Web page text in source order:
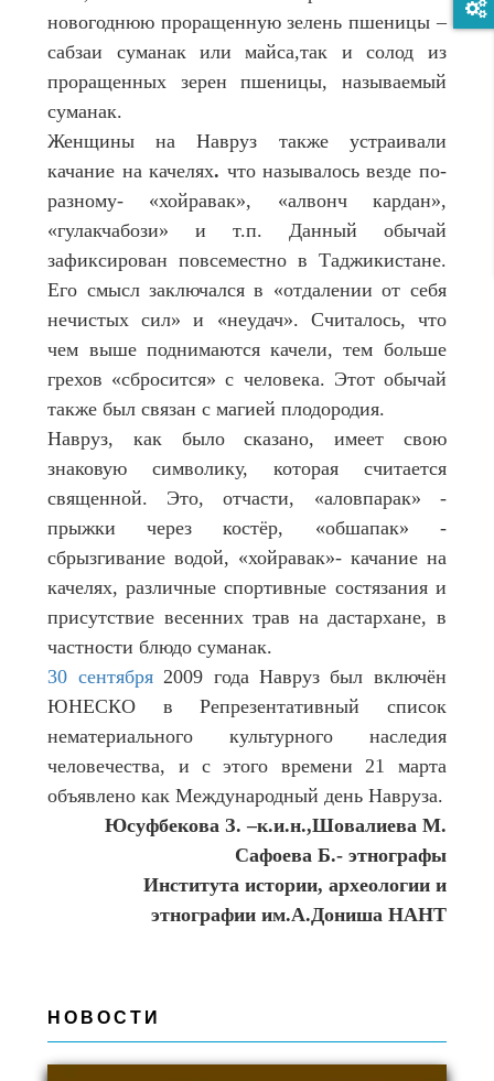
новогоднюю проращенную зелень пшеницы –
сабзаи суманак или майса,так и солод из
проращенных зерен пшеницы, называемый
суманак.
Женщины на Навруз также устраивали
качание на качелях. что называлось везде по-
разному- «хойравак», «алвонч кардан»,
«гулакчабози» и т.п. Данный обычай
зафиксирован повсеместно в Таджикистане.
Его смысл заключался в «отдалении от себя
нечистых сил» и «неудач». Считалось, что
чем выше поднимаются качели, тем больше
грехов «сбросится» с человека. Этот обычай
также был связан с магией плодородия.
Навруз, как было сказано, имеет свою
знаковую символику, которая считается
священной. Это, отчасти, «аловпарак» -
прыжки через костёр, «обшапак» -
сбрызгивание водой, «хойравак»- качание на
качелях, различные спортивные состязания и
присутствие весенних трав на дастархане, в
частности блюдо суманак.
30 сентября2009 года Навруз был включён
ЮНЕСКО в Репрезентативный список
нематериального культурного наследия
человечества, и с этого времени 21 марта
объявлено как Международный день Навруза.
Юсуфбекова З. –к.и.н.,Шовалиева М.
Сафоева Б.- этнографы
Института истории, археологии и
этнографии им.А.Дониша НАНТ
НОВОСТИ